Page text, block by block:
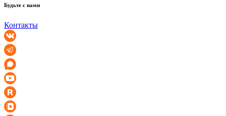
Будьте с нами
Контакты